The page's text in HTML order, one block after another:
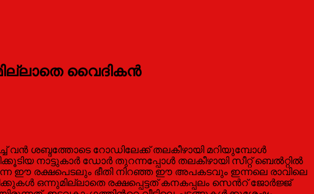
വൈദികന്‍
വന്‍ ശബ്ദത്തോടെ റോഡിലേക്ക് തലകീഴായി മറിയുമ്പോള്‍
നാട്ടുകാര്‍ ഡോര്‍ തുറന്നപ്പോള്‍ തലകീഴായി സീറ്റ് ബെല്‍റ്റില്‍
ഈ രക്ഷപെടലും ഭീതി നിറഞ്ഞ ഈ അപകടവും ഇന്നലെ രാവിലെ
ഒന്നുമില്ലാതെ രക്ഷപ്പെട്ടത് കനകപ്പലം സെന്‍റ് ജോര്‍ജ്ജ്